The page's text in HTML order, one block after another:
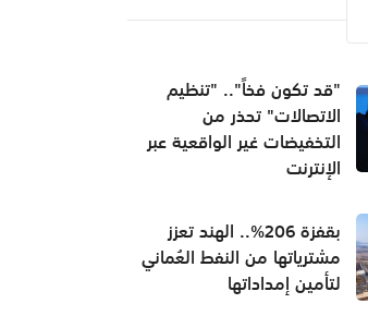
"قد تكون فخاً".. "تنظيم
الاتصالات" تحذر من
التخفيضات غير الواقعية عبر
الإنترنت
بقفزة 206%.. الهند تعزز
مشترياتها من النفط العُماني
لتأمين إمداداتها